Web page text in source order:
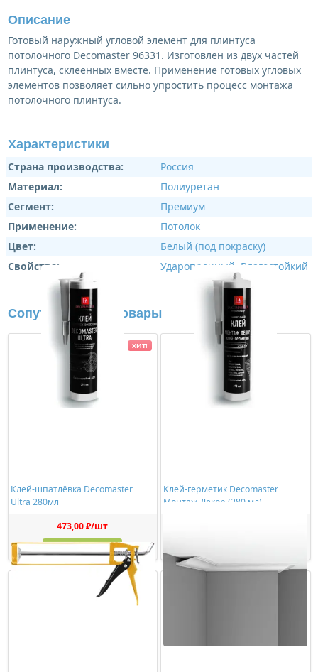
Описание
Готовый наружный угловой элемент для плинтуса
потолочного Decomaster 96331. Изготовлен из двух частей
плинтуса, склеенных вместе. Применение готовых угловых
элементов позволяет сильно упростить процесс монтажа
потолочного плинтуса.
Характеристики
Страна производства:
Россия
Материал:
Полиуретан
Сегмент:
Премиум
Применение:
Потолок
Цвет:
Белый (под покраску)
Свойства:
Ударопрочный Влагостойкий
Сопутствующие товары
Клей-шпатлёвка Decomaster
Ultra 280мл
473,00 ₽/шт
Купить
ХИТ!
Клей-герметик Decomaster
Монтаж-Декор (280 мл)